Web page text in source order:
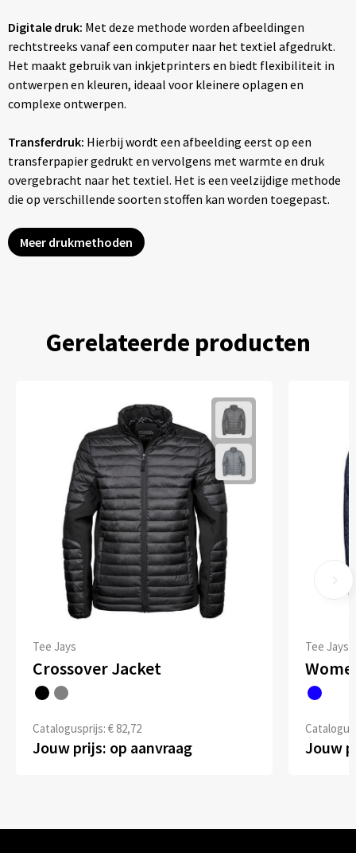
Digitale druk: Met deze methode worden afbeeldingen
rechtstreeks vanaf een computer naar het textiel afgedrukt.
Het maakt gebruik van inkjetprinters en biedt flexibiliteit in
ontwerpen en kleuren, ideaal voor kleinere oplagen en
complexe ontwerpen.
Transferdruk: Hierbij wordt een afbeelding eerst op een
transferpapier gedrukt en vervolgens met warmte en druk
overgebracht naar het textiel. Het is een veelzijdige methode
die op verschillende soorten stoffen kan worden toegepast.
Meer drukmethoden
Gerelateerde producten
Tee Jays
Crossover Jacket
Catalogusprijs: € 82,72
Jouw prijs: op aanvraag
Tee Jays
Jouw